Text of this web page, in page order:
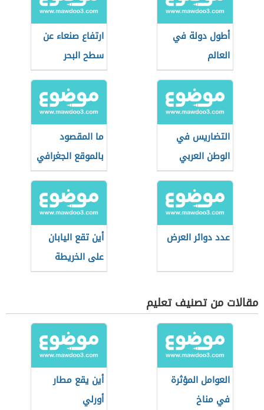
أطول دولة في
العالم
ارتفاع صنعاء عن
سطح البحر
التضاريس في
الوطن العربي
ما المقصود
بالموقع الجغرافي
عدد دوائر العرض
أين تقع اليابان
على الخريطة
مقالات من تصنيف تعليم
العوامل المؤثرة
في مناخ
أين يقع مطار
أورلي